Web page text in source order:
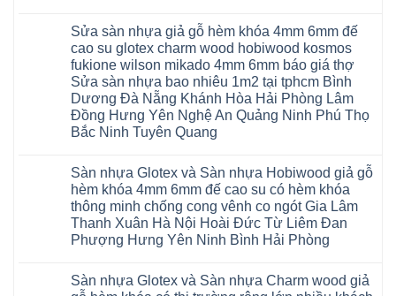
bình
luận
ở
Sàn
gỗ
AURUM
Floor
Báo
giá
Sàn
Floor
nhập
khẩu
Malaysia
14
AI
RUM
Sửa sàn nhựa giả gỗ hèm khóa 4mm 6mm đế
cao su glotex charm wood hobiwood kosmos
fukione wilson mikado 4mm 6mm báo giá thợ
Sửa sàn nhựa bao nhiêu 1m2 tại tphcm Bình
Dương Đà Nẵng Khánh Hòa Hải Phòng Lâm
Đồng Hưng Yên Nghệ An Quảng Ninh Phú Thọ
Bắc Ninh Tuyên Quang
bình
luận
ở
Sửa
sàn
nhựa
giả
khóa
4mm
Sàn nhựa Glotex và Sàn nhựa Hobiwood giả gỗ
hèm khóa 4mm 6mm đế cao su có hèm khóa
thông minh chống cong vênh co ngót Gia Lâm
Thanh Xuân Hà Nội Hoài Đức Từ Liêm Đan
Phượng Hưng Yên Ninh Bình Hải Phòng
bình
luận
Sàn nhựa Glotex và Sàn nhựa Charm wood giả